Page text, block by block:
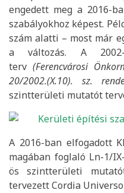
engedett meg a 2016-
szabályokhoz képest.
szám alatti – most már
a változás. A 2002-
terv (Ferencvárosi
20/2002.(X.10). sz.
szintterületi mutatót
A 2016-ban elfogadott
magában foglaló Ln-1/
ös szintterületi
tervezett Cordia